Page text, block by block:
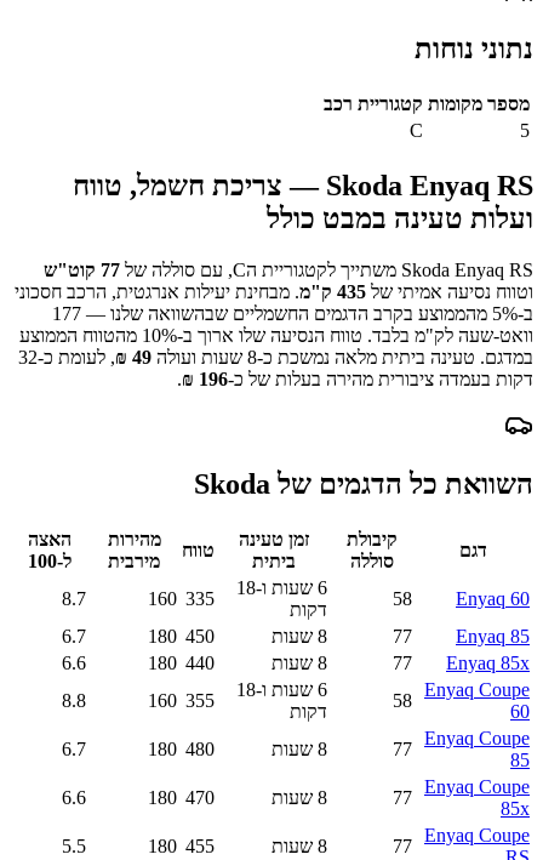
נתוני נוחות
מספר מקומות קטגוריית רכב
5
C
Skoda Enyaq RS — צריכת חשמל, טווח
ועלות טעינה במבט כולל
Skoda Enyaq RS משתייך לקטגוריית הC, עם סוללה של 77 קוט"ש
וטווח נסיעה אמיתי של 435 ק"מ. מבחינת יעילות אנרגטית, הרכב חסכוני
ב-
5% מהממוצע בקרב הדגמים החשמליים שבהשוואה שלנו —
177
וואט-שעה לק"מ בלבד. טווח הנסיעה שלו ארוך ב- 10 % מהטווח הממוצע
במדגם. טעינה ביתית מלאה נמשכת כ-8 שעות ועולה 49
₪, לעומת כ-32
דקות בעמדה ציבורית מהירה בעלות של כ-196
₪
.
השוואת כל הדגמים של Skoda
דגם
קיבולת
סוללה
זמן טעינה
ביתית
טווח
מהירות
מירבית
האצה
ל-100
Enyaq 60
58
6 שעות ו-18
דקות
335
160
8.7
Enyaq 85
77 8 שעות 450
180
6.7
Enyaq 85x
77 8 שעות 440
180
6.6
Enyaq Coupe
60
58
6 שעות ו-18
דקות
355
160
8.8
Enyaq Coupe
85
77 8 שעות 480
180
6.7
Enyaq Coupe
85x
77 8 שעות 470
180
6.6
Enyaq Coupe
77 8 שעות 455
180
5.5